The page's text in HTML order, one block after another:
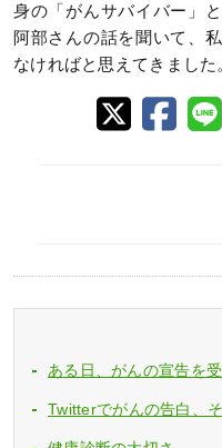
身の「がんサバイバー」
阿部さんの話を聞いて、
なければと思えてきました
ある日、がんの宣告を
Twitterでがんの告白、